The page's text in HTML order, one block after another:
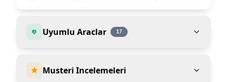
Uyumlu Araclar 17
Musteri Incelemeleri